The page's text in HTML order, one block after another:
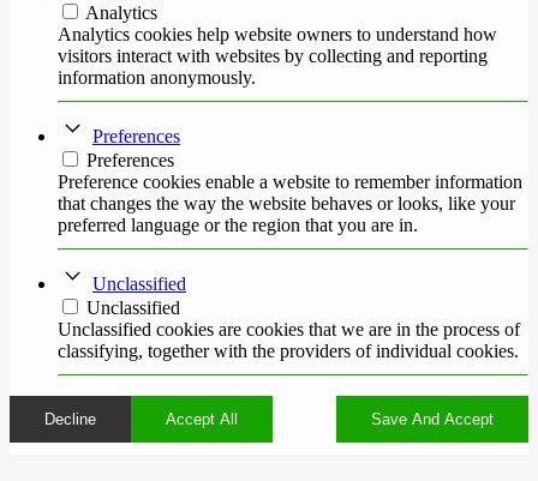
Analytics
Analytics cookies help website owners to understand how
visitors interact with websites by collecting and reporting
information anonymously.
Preferences
Preferences
Preference cookies enable a website to remember information
that changes the way the website behaves or looks, like your
preferred language or the region that you are in.
Unclassified
Unclassified
Unclassified cookies are cookies that we are in the process of
classifying, together with the providers of individual cookies.
Decline Accept All Save And Accept